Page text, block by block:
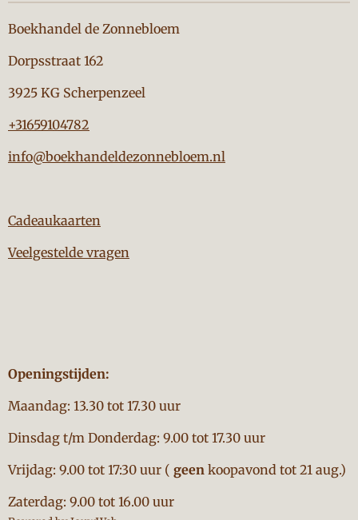
Boekhandel de Zonnebloem
Dorpsstraat 162
3925 KG Scherpenzeel
+31659104782
info@boekhandeldezonnebloem.nl
Cadeaukaarten
Veelgestelde vragen
Openingstijden:
Maandag: 13.30 tot 17.30 uur
Dinsdag t/m Donderdag: 9.00 tot 17.30 uur
Vrijdag: 9.00 tot 17:30 uur ( geen koopavond tot 21 aug.)
Zaterdag: 9.00 tot 16.00 uur